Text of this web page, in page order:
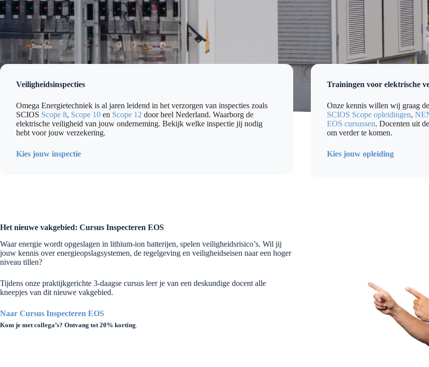
Veiligheidsinspecties
Omega Energietechniek is al jaren leidend in het verzorgen van inspecties zoals
SCIOS Scope 8, Scope 10 en Scope 12 door heel Nederland. Waarborg de
elektrische veiligheid van jouw onderneming. Bekijk welke inspectie jij nodig
hebt voor jouw verzekering.
Kies jouw inspectie
Trainingen voor elektrische
Onze kennis willen wij graag
SCIOS Scope opleidingen,
EOS cursussen. Docenten uit
om verder te komen.
Kies jouw opleiding
Het nieuwe vakgebied: Cursus Inspecteren EOS
Waar energie wordt opgeslagen in lithium-ion batterijen, spelen veiligheidsrisico’s. Wil jij
jouw kennis over energieopslagsystemen, de regelgeving en veiligheidseisen naar een hoger
niveau tillen?
Tijdens onze praktijkgerichte 3-daagse cursus leer je van een deskundige docent alle
kneepjes van dit nieuwe vakgebied.
Naar Cursus Inspecteren EOS
Kom je met collega’s? Ontvang tot 20% korting